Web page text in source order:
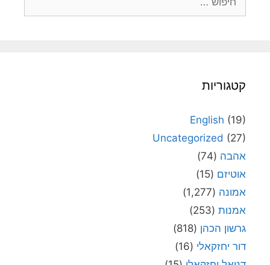
קטגוריות
English (19)
Uncategorized (27)
אהבה (74)
אוטיזם (15)
אמונה (1,277)
אמנות (253)
גרשון הכהן (818)
דור יחזקאלי (16)